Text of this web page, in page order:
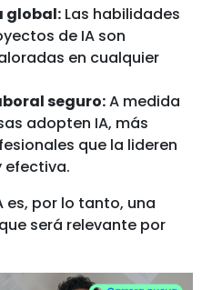
global: Las habilidades
de IA son
en cualquier
seguro:A medida
adopten IA, más
que la lideren
efectiva.
es, por lo tanto, una
será relevante por